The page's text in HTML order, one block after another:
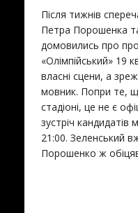
Після тижнів
Петра Порошенка
домовились про
«Олімпійський» 19
власні сцени, а
мовник. Попри те,
стадіоні, це не є
зустріч кандидатів
21:00. Зеленський
Порошенко ж